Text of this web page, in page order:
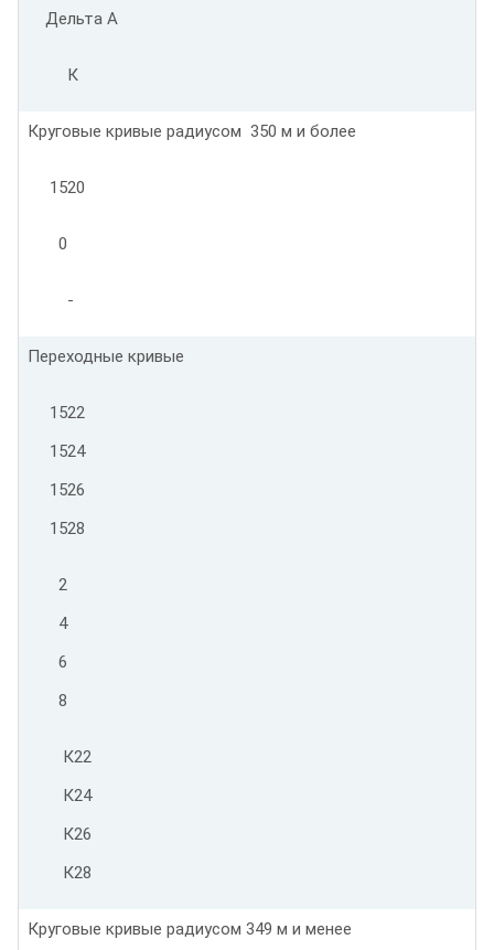
Дельта А
К
Круговые кривые радиусом 350 м и более
1520
0
-
Переходные кривые
1522
1524
1526
1528
2
4
6
8
К22
К24
К26
К28
Круговые кривые радиусом 349 м и менее